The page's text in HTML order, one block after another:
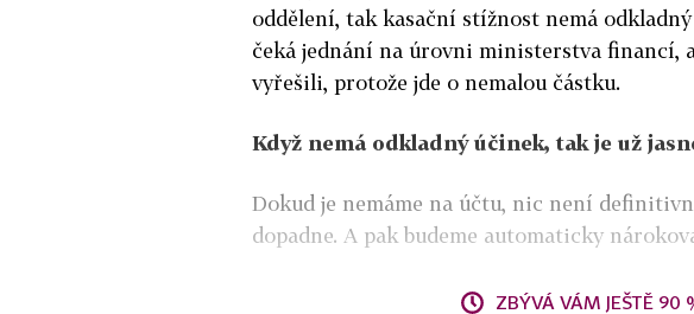
oddělení, tak kasační stížnost nemá
čeká jednání na úrovni ministerstva financí,
vyřešili, protože jde o nemalou částku.
Když nemá odkladný účinek, tak je už
Dokud je nemáme na účtu, nic není
dopadne. A pak budeme automaticky
ZBÝVÁ VÁM JEŠTĚ 90